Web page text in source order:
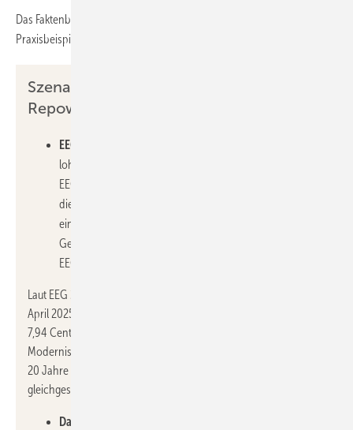
Das Faktenblatt zeigt anhand verschiedener Szenarien und
Praxisbeispiele, wann sich Repowering lohnt.
Szenarien für ein wirtschaftliches
Repowering
EEG-Förderung ist ausgelaufen:
lohnen, wenn die PV-Anlage nach 20 Jahren aus der
EEG-Förderung gefallen ist. Im vergangenen Jahr betraf
dies in Baden-Württemberg 5873 Photovoltaikanlagen mit
einer mittleren Leistung von 6,7 kWp und einer
Gesamtleistung von 39 MWp. Für diese Anlagen ist der
EEG-Vergütungsanspruch erloschen.
Laut EEG 2023 liegt die Vergütung für Anlagen bis 10 kWp Stand
April 2025 bei 12,60 Cent pro kWh bei Volleinspeisung und bei
7,94 Cent pro kWh bei Überschusseinspeisung. Durch die
Modernisierung der Ü20-Anlagen erhalten diese erneut für
20 Jahre Anspruch auf diese Vergütung, da sie Neuanlagen
gleichgestellt werden.
Dachsanierung steht an: